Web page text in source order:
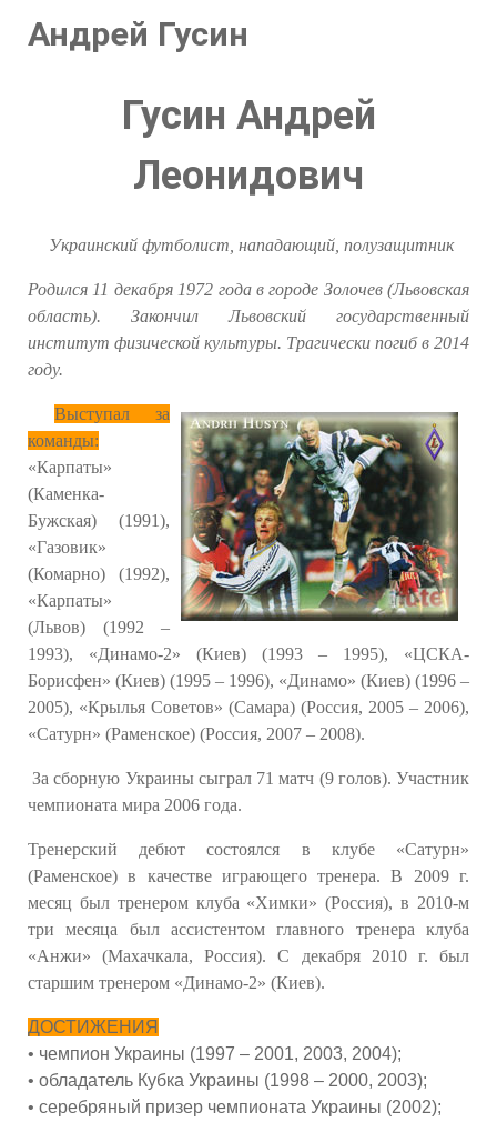
Андрей Гусин
Гусин Андрей
Леонидович
Украинский футболист, нападающий, полузащитник
Родился 11 декабря 1972 года в городе Золочев (Львовская
область). Закончил Львовский государственный
институт физической культуры. Трагически погиб в 2014
году.
Выступал за
команды:
«Карпаты»
(Каменка-
Бужская) (1991),
«Газовик»
(Комарно) (1992),
«Карпаты»
(Львов) (1992 –
1993), «Динамо-2» (Киев) (1993 – 1995), «ЦСКА-
Борисфен» (Киев) (1995 – 1996), «Динамо» (Киев) (1996 –
2005), «Крылья Советов» (Самара) (Россия, 2005 – 2006),
«Сатурн» (Раменское) (Россия, 2007 – 2008).
За сборную Украины сыграл 71 матч (9 голов). Участник
чемпионата мира 2006 года.
Тренерский дебют состоялся в клубе «Сатурн»
(Раменское) в качестве играющего тренера. В 2009 г.
месяц был тренером клуба «Химки» (Россия), в 2010-м
три месяца был ассистентом главного тренера клуба
«Анжи» (Махачкала, Россия). С декабря 2010 г. был
старшим тренером «Динамо-2» (Киев).
ДОСТИЖЕНИЯ
• чемпион Украины (1997 – 2001, 2003, 2004);
• обладатель Кубка Украины (1998 – 2000, 2003);
• серебряный призер чемпионата Украины (2002);